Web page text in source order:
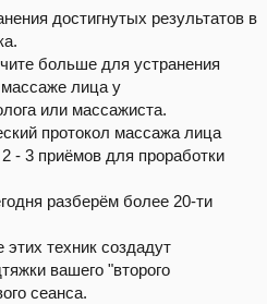
достигнутых результатов в
больше для устранения
массаже лица у
или массажиста.
протокол массажа лица
- 3 приёмов для проработки
разберём более 20-ти
техник создадут
вашего "второго
сеанса.